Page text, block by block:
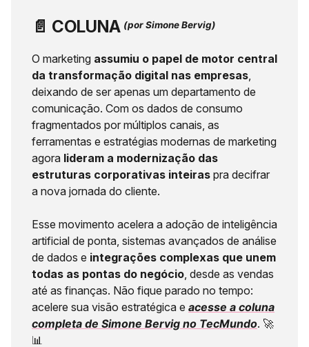
📄 ️ COLUNA (por Simone Bervig)
O marketing assumiu o papel de motor central
da transformação digital nas empresas
deixando de ser apenas um departamento de
comunicação. Com os dados de consumo
fragmentados por múltiplos canais, as
ferramentas e estratégias modernas de marketing
agora lideram a modernização das
estruturas corporativas inteiras pra decifrar
a nova jornada do cliente.
Esse movimento acelera a adoção de inteligência
artificial de ponta, sistemas avançados de análise
de dados e integrações complexas que unem
todas as pontas do negócio , desde as vendas
até as finanças. Não fique parado no tempo:
acelere sua visão estratégica e acesse a coluna
completa de Simone Bervig no TecMundo. 🚀
📊